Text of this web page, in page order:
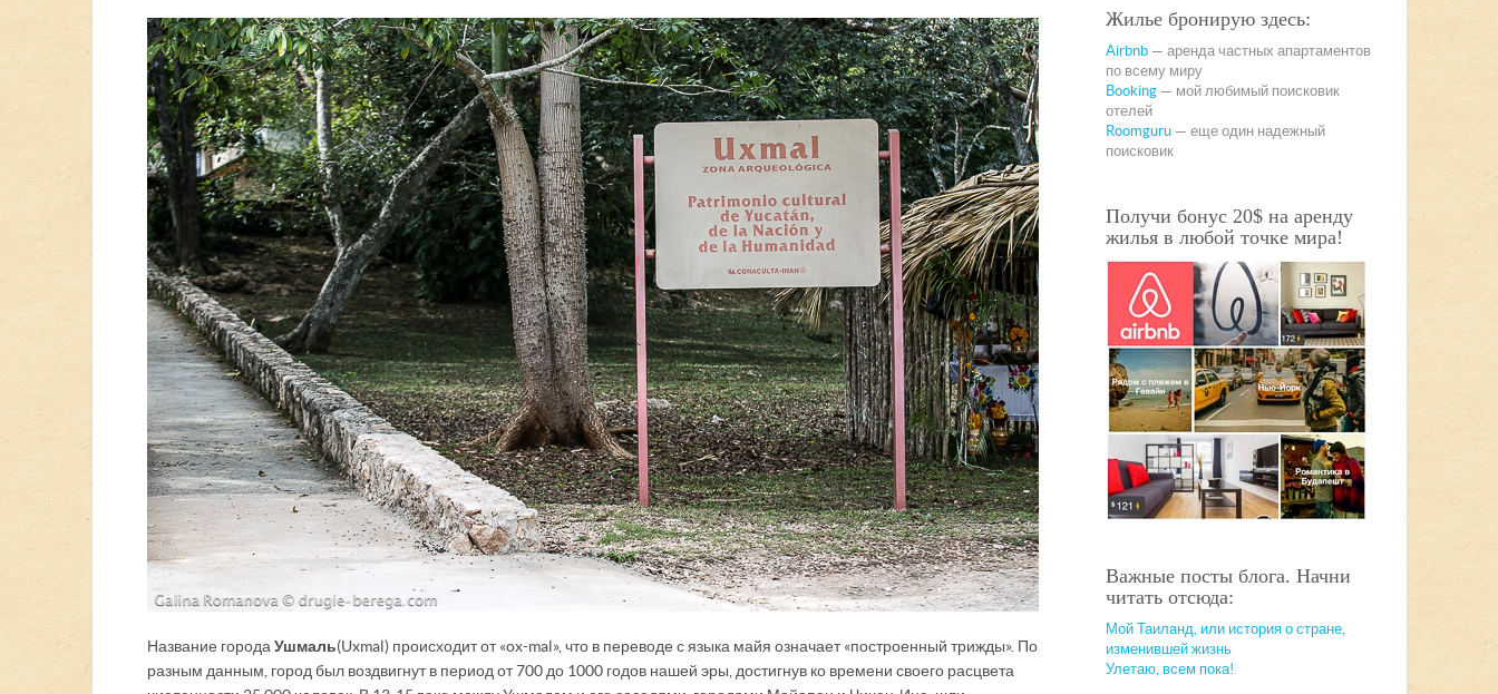
Название города Ушмаль(Uxmal) происходит от «ox-mal», что в переводе с языка майя означает «построенный трижды». По
разным данным, город был воздвигнут в период от 700 до 1000 годов нашей эры, достигнув ко времени своего расцвета
Жилье бронирую здесь:
Airbnb — аренда частных апартаментов
по всему миру
Booking — мой любимый поисковик
отелей
Roomguru — еще один надежный
поисковик
Получи бонус 20$ на аренду
жилья в любой точке мира!
Важные посты блога. Начни
читать отсюда:
Мой Таиланд, или история о стране,
изменившей жизнь
Улетаю, всем пока!